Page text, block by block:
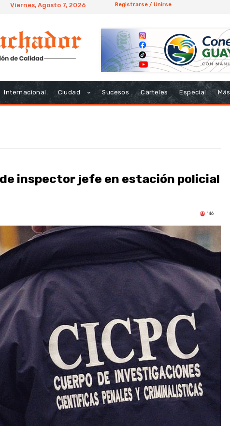
Viernes, Agosto 7, 2026 Registrarse / Unirse
Internacional Ciudad Sucesos Carteles Especial Más
inspector jefe en estación policial
146